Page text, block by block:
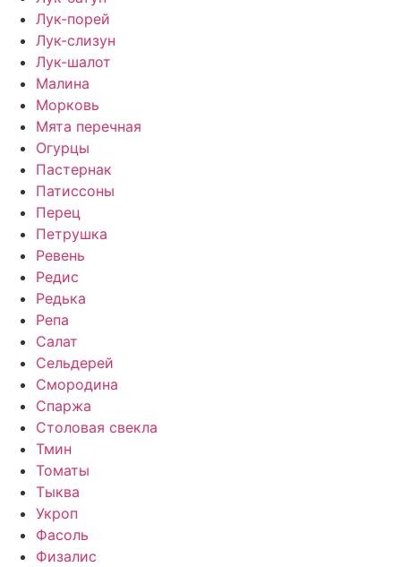
Лук-порей
Лук-слизун
Лук-шалот
Малина
Морковь
Мята перечная
Огурцы
Пастернак
Патиссоны
Перец
Петрушка
Ревень
Редис
Редька
Репа
Салат
Сельдерей
Смородина
Спаржа
Столовая свекла
Тмин
Томаты
Тыква
Укроп
Фасоль
Физалис